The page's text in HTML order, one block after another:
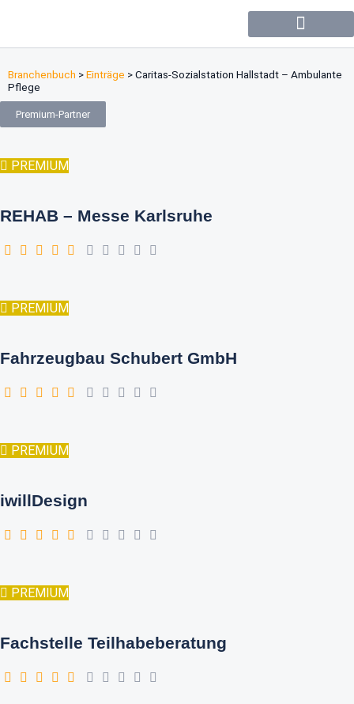
Branchenbuch >Einträge >Caritas-Sozialstation Hallstadt – Ambulante
Pflege
Premium-Partner
PREMIUM
REHAB – Messe Karlsruhe
PREMIUM
Fahrzeugbau Schubert GmbH
PREMIUM
iwillDesign
PREMIUM
Fachstelle Teilhabeberatung